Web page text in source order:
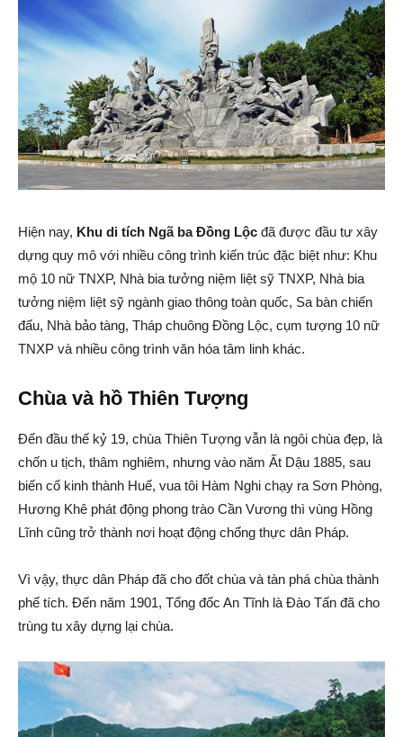
Hiện nay, Khu di tích Ngã ba Đồng Lộc đã được đầu tư xây
dựng quy mô với nhiều công trình kiến trúc đặc biệt như: Khu
mộ 10 nữ TNXP, Nhà bia tưởng niệm liệt sỹ TNXP, Nhà bia
tưởng niệm liệt sỹ ngành giao thông toàn quốc, Sa bàn chiến
đấu, Nhà bảo tàng, Tháp chuông Đồng Lộc, cụm tượng 10 nữ
TNXP và nhiều công trình văn hóa tâm linh khác.
Chùa và hồ Thiên Tượng
Ðến đầu thế kỷ 19, chùa Thiên Tượng vẫn là ngôi chùa đẹp, là
chốn u tịch, thâm nghiêm, nhưng vào năm Ất Dậu 1885, sau
biến cố kinh thành Huế, vua tôi Hàm Nghi chạy ra Sơn Phòng,
Hương Khê phát động phong trào Cần Vương thì vùng Hồng
Lĩnh cũng trở thành nơi hoạt động chống thực dân Pháp.
Vì vậy, thực dân Pháp đã cho đốt chùa và tàn phá chùa thành
phế tích. Ðến năm 1901, Tổng đốc An Tĩnh là Ðào Tấn đã cho
trùng tu xây dựng lại chùa.